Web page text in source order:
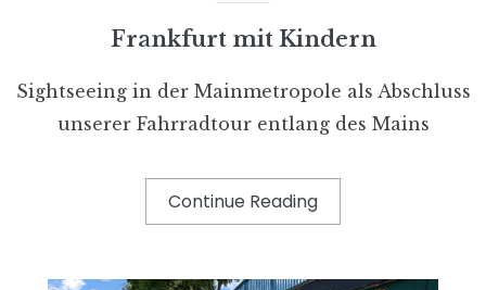
Frankfurt mit Kindern
Sightseeing in der Mainmetropole als Abschluss
unserer Fahrradtour entlang des Mains
Continue Reading